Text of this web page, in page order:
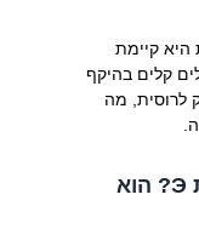
היא קיימת
קלים בהיקף
לרוסית, מה
מה הקשר בין פיטר הגדול לאות Э? הוא